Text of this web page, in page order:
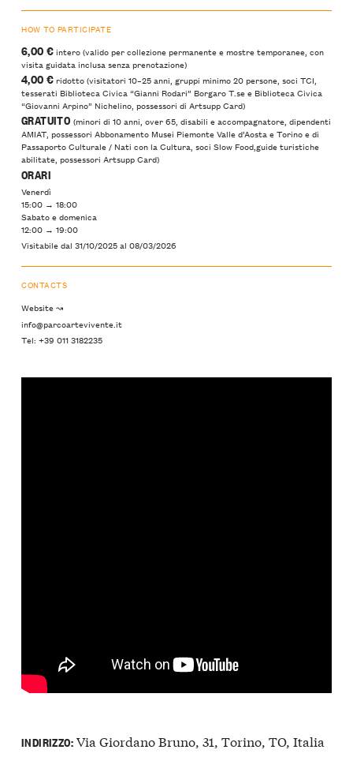
HOW TO PARTICIPATE
6,00 €intero (valido per collezione permanente e mostre temporanee, con
visita guidata inclusa senza prenotazione)
4,00 €ridotto (visitatori 10–25 anni, gruppi minimo 20 persone, soci TCI,
tesserati Biblioteca Civica “Gianni Rodari” Borgaro T.se e Biblioteca Civica
“Giovanni Arpino” Nichelino, possessori di Artsupp Card)
GRATUITO (minori di 10 anni, over 65, disabili e accompagnatore, dipendenti
AMIAT, possessori Abbonamento Musei Piemonte Valle d’Aosta e Torino e di
Passaporto Culturale / Nati con la Cultura, soci Slow Food,guide turistiche
abilitate, possessori Artsupp Card)
ORARI
Venerdì
15:00 → 18:00
Sabato e domenica
12:00 → 19:00
Visitabile dal 31/10/2025 al 08/03/2026
CONTACTS
Website ↝
info@parcoartevivente.it
Tel: +39 011 3182235
INDIRIZZO:Via Giordano Bruno, 31, Torino, TO, Italia